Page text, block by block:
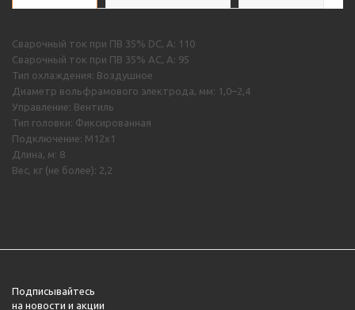
Сварочный ток при ПВ 35% DC, А: 110
Сварочный ток при ПВ 35% AC, А: 95
Тип охлаждения: Воздушное
Диаметр вольфрамового электрода, мм: 1,0–2,4
Управление: Вентиль
Тип головки: Фиксированная
Подключение: M12х1
Длина, м: 8
Вес, кг (не более): 2,2
Подписывайтесь
на новости и акции